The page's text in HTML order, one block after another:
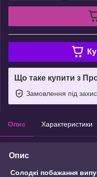
Що таке купити з
Замовлення під
Опис Характеристики
Опис
Солодкі побажання